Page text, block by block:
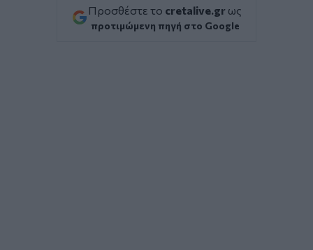
Προσθέστε το cretalive.gr ως
προτιμώμενη πηγή στο Google